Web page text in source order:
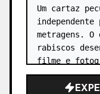
uma "marca
série estável,
extensível.
Um cartaz
metragens. O
rabiscos
filme e